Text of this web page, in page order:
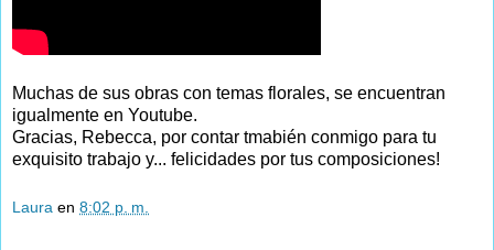
Muchas de sus obras con temas florales, se encuentran
igualmente en Youtube.
Gracias, Rebecca, por contar tmabién conmigo para tu
exquisito trabajo y... felicidades por tus composiciones!
Laura en 8:02 p. m.